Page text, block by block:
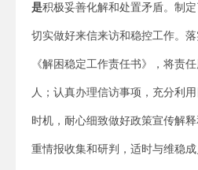
是积极妥善化解和处置矛盾。制
切实做好来信来访和稳控工作。
《解困稳定工作责任书》，将责
人；认真办理信访事项，充分利
时机，耐心细致做好政策宣传解
重情报收集和研判，适时与维稳